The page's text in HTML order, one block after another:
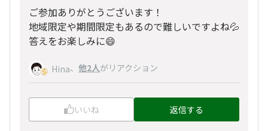
ご参加ありがとうございます！
地域限定や期間限定もあるので難しいですよね💦
答えをお楽しみに😄
Hina、 他2人がリアクション
いいね 返信する